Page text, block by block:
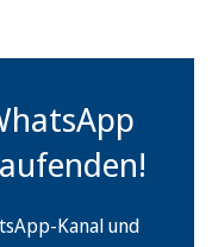
Kanal und